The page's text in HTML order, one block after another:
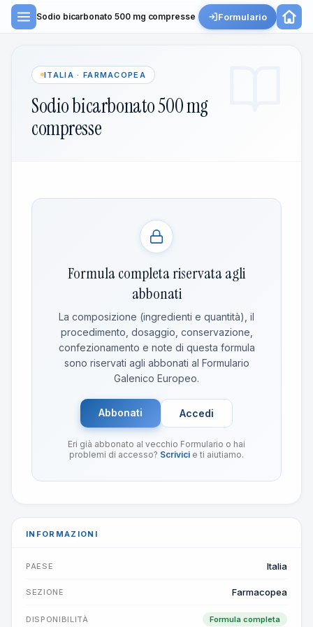
Sodio bicarbonato 500 mg compresse Formulario
ITALIA · FARMACOPEA
Sodio bicarbonato 500 mg
compresse
Formula completa riservata agli
abbonati
La composizione (ingredienti e quantità), il
procedimento, dosaggio, conservazione,
confezionamento e note di questa formula
sono riservati agli abbonati al Formulario
Galenico Europeo.
Abbonati Accedi
Eri già abbonato al vecchio Formulario o hai
problemi di accesso? Scrivici e ti aiutiamo.
INFORMAZIONI
PAESE Italia
SEZIONE Farmacopea
DISPONIBILITÀ Formula completa